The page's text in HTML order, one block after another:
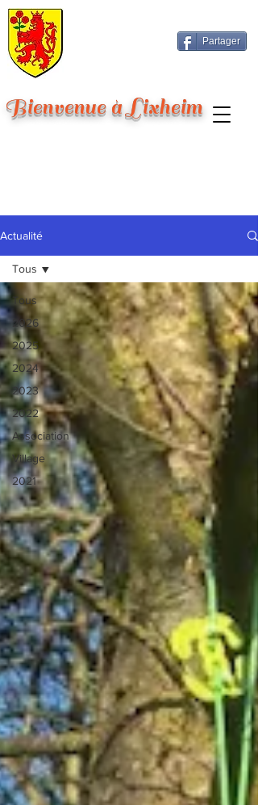
Partager
Bienvenue à Lixheim
Actualité
Tous
2026
2025
2024
2023
2022
Association
Village
2021
Tous